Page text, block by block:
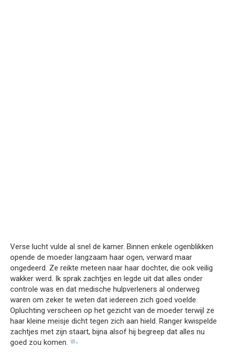
Verse lucht vulde al snel de kamer. Binnen enkele ogenblikken
opende de moeder langzaam haar ogen, verward maar
ongedeerd. Ze reikte meteen naar haar dochter, die ook veilig
wakker werd. Ik sprak zachtjes en legde uit dat alles onder
controle was en dat medische hulpverleners al onderweg
waren om zeker te weten dat iedereen zich goed voelde.
Opluchting verscheen op het gezicht van de moeder terwijl ze
haar kleine meisje dicht tegen zich aan hield. Ranger kwispelde
zachtjes met zijn staart, bijna alsof hij begreep dat alles nu
goed zou komen.